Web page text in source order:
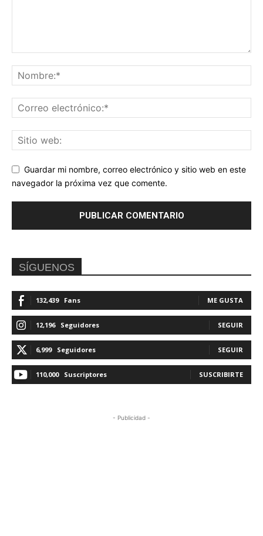
Guardar mi nombre, correo electrónico y sitio web en este
navegador la próxima vez que comente.
SÍGUENOS
132,439 Fans ME GUSTA
12,196 Seguidores SEGUIR
6,999 Seguidores SEGUIR
110,000 Suscriptores SUSCRIBIRTE
- Publicidad -